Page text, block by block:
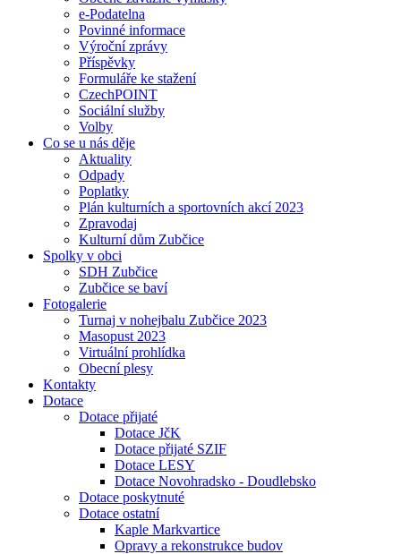
e-Podatelna
Povinné informace
Výroční zprávy
Příspěvky
Formuláře ke stažení
CzechPOINT
Sociální služby
Volby
Co se u nás děje
Aktuality
Odpady
Poplatky
Plán kulturních a sportovních akcí 2023
Zpravodaj
Kulturní dům Zubčice
Spolky v obci
SDH Zubčice
Zubčice se baví
Fotogalerie
Turnaj v nohejbalu Zubčice 2023
Masopust 2023
Virtuální prohlídka
Obecní plesy
Kontakty
Dotace
Dotace přijaté
Dotace JčK
Dotace přijaté SZIF
Dotace LESY
Dotace Novohradsko - Doudlebsko
Dotace poskytnuté
Dotace ostatní
Kaple Markvartice
Opravy a rekonstrukce budov